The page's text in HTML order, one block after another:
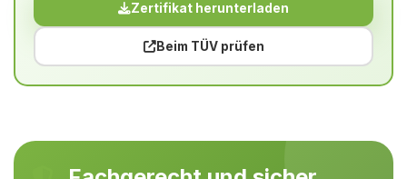
Zertifikat herunterladen
Beim TÜV prüfen